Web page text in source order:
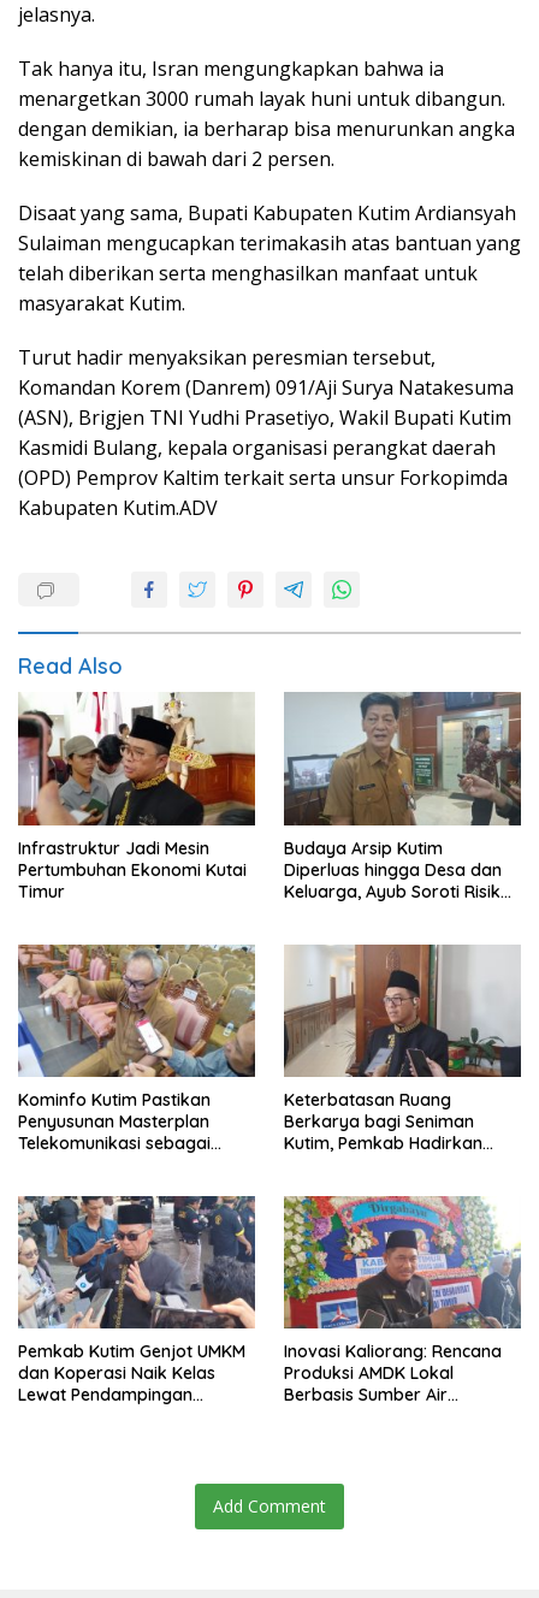
jelasnya.
Tak hanya itu, Isran mengungkapkan bahwa ia
menargetkan 3000 rumah layak huni untuk dibangun.
dengan demikian, ia berharap bisa menurunkan angka
kemiskinan di bawah dari 2 persen.
Disaat yang sama, Bupati Kabupaten Kutim Ardiansyah
Sulaiman mengucapkan terimakasih atas bantuan yang
telah diberikan serta menghasilkan manfaat untuk
masyarakat Kutim.
Turut hadir menyaksikan peresmian tersebut,
Komandan Korem (Danrem) 091/Aji Surya Natakesuma
(ASN), Brigjen TNI Yudhi Prasetiyo, Wakil Bupati Kutim
Kasmidi Bulang, kepala organisasi perangkat daerah
(OPD) Pemprov Kaltim terkait serta unsur Forkopimda
Kabupaten Kutim.ADV
Read Also
Infrastruktur Jadi Mesin
Pertumbuhan Ekonomi Kutai
Timur
Budaya Arsip Kutim
Diperluas hingga Desa dan
Keluarga, Ayub Soroti Risiko
Kominfo Kutim Pastikan
Penyusunan Masterplan
Telekomunikasi sebagai
Berkelanjutan
Keterbatasan Ruang
Berkarya bagi Seniman
Kutim, Pemkab Hadirkan
Pemkab Kutim Genjot UMKM
dan Koperasi Naik Kelas
Lewat Pendampingan
Inovasi Kaliorang: Rencana
Produksi AMDK Lokal
Berbasis Sumber Air
Add Comment